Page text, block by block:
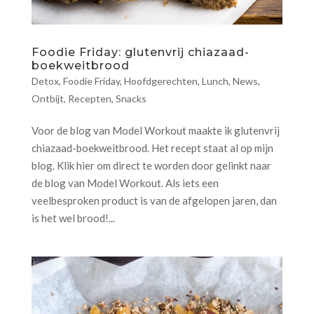
Foodie Friday: glutenvrij chiazaad-
boekweitbrood
Detox, Foodie Friday, Hoofdgerechten, Lunch, News,
Ontbijt, Recepten, Snacks
Voor de blog van Model Workout maakte ik glutenvrij
chiazaad-boekweitbrood. Het recept staat al op mijn
blog. Klik hier om direct te worden door gelinkt naar
de blog van Model Workout. Als iets een
veelbesproken product is van de afgelopen jaren, dan
is het wel brood!...